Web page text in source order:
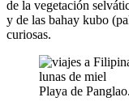
de la vegetación
y de las bahay kubo
curiosas.
Playa de